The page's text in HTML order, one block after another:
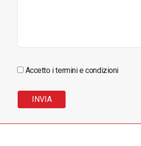
Accetto i termini e condizioni